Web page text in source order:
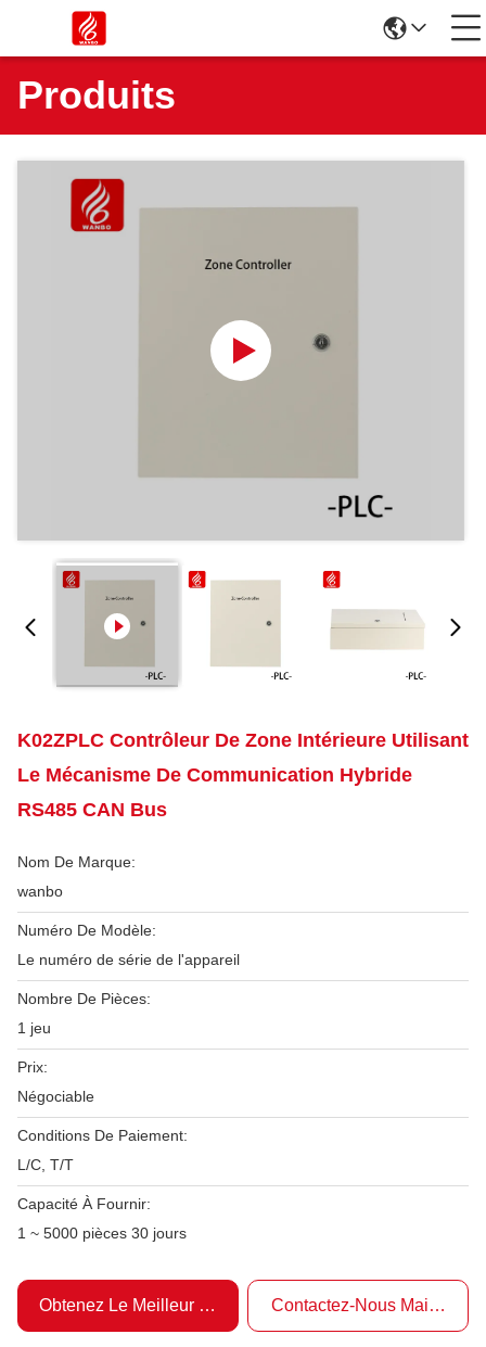
Produits
K02ZPLC Contrôleur De Zone Intérieure Utilisant
Le Mécanisme De Communication Hybride
RS485 CAN Bus
Nom De Marque:
wanbo
Numéro De Modèle:
Le numéro de série de l'appareil
Nombre De Pièces:
1 jeu
Prix:
Négociable
Conditions De Paiement:
L/C, T/T
Capacité À Fournir:
1 ~ 5000 pièces 30 jours
Obtenez Le Meilleur Prix Contactez-Nous Maintenant